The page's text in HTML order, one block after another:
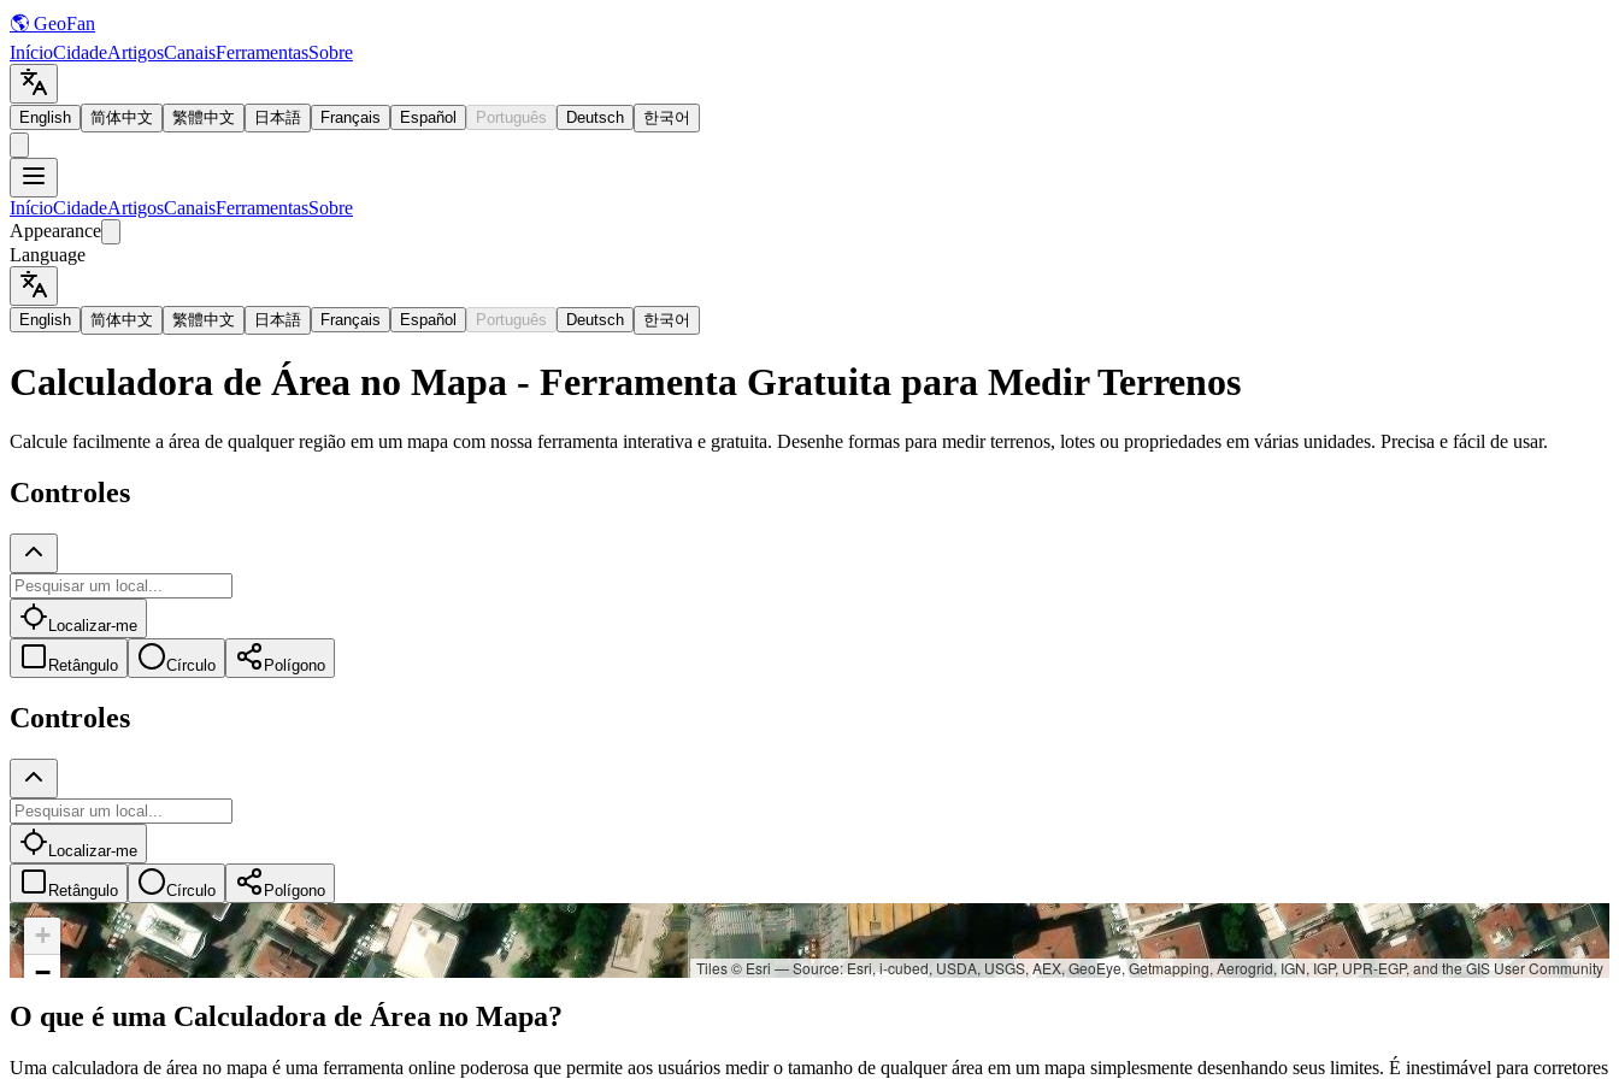
🌎 GeoFan
InícioCidadeArtigosCanaisFerramentasSobre
English 简体中文 繁體中文 日本語 Français Español Português Deutsch 한국어
InícioCidadeArtigosCanaisFerramentasSobre
Appearance
Language
English 简体中文 繁體中文 日本語 Français Español Português Deutsch 한국어
Calculadora de Área no Mapa - Ferramenta Gratuita para Medir Terrenos
Calcule facilmente a área de qualquer região em um mapa com nossa ferramenta interativa e gratuita. Desenhe formas para medir terrenos, lotes ou propriedades em várias unidades. Precisa e fácil de usar.
Controles
Localizar-me
Retângulo Círculo Polígono
Controles
Localizar-me
Retângulo Círculo Polígono
+
−
Tiles © Esri — Source: Esri, i-cubed, USDA, USGS, AEX, GeoEye, Getmapping, Aerogrid, IGN, IGP, UPR-EGP, and the GIS User Community
O que é uma Calculadora de Área no Mapa?
Uma calculadora de área no mapa é uma ferramenta online poderosa que permite aos usuários medir o tamanho de qualquer área em um mapa simplesmente desenhando seus limites. É inestimável para corretores